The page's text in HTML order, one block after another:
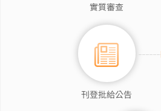
實質審查
刊登批給公告